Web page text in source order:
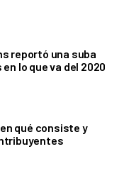
reportó una suba
lo que va del 2020
qué consiste y